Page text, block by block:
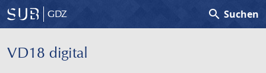
GDZ search Suchen
VD18 digital